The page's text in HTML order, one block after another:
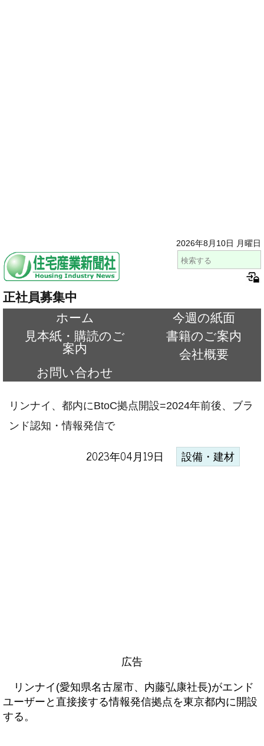
2026年8月10日 月曜日
正社員募集中
ホーム
今週の紙面
見本紙・購読のご
案内
書籍のご案内
会社概要
お問い合わせ
リンナイ、都内にBtoC拠点開設=2024年前後、ブラ
ンド認知・情報発信で
2023年04月19日 設備・建材
広告
リンナイ(愛知県名古屋市、内藤弘康社長)がエンド
ユーザーと直接接する情報発信拠点を東京都内に開設
する。